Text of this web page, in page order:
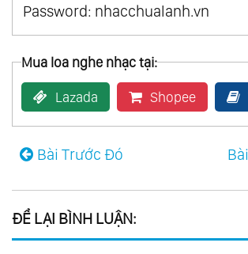
Password: nhacchualanh.vn
Mua loa nghe nhạc tại:
Lazada Shopee
Bài Trước Đó
ĐỂ LẠI BÌNH LUẬN: